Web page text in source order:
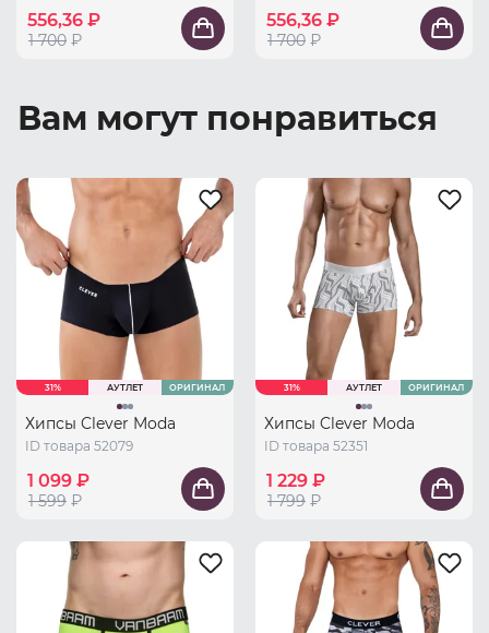
556,36 ₽
1 700 ₽
556,36 ₽
1 700 ₽
Вам могут понравиться
31% АУТЛЕТ ОРИГИНАЛ
Хипсы Clever Moda
ID товара 52079
1 099 ₽
1 599 ₽
31% АУТЛЕТ ОРИГИНАЛ
Хипсы Clever Moda
ID товара 52351
1 229 ₽
1 799 ₽